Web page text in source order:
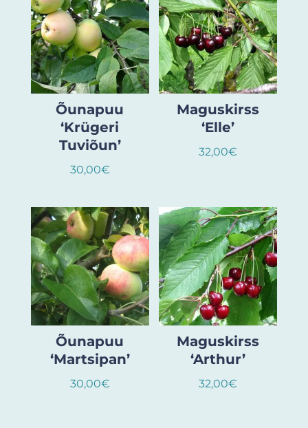
Õunapuu
‘Krügeri
Tuviõun’
30,00€
Maguskirss
‘Elle’
32,00€
Õunapuu
‘Martsipan’
30,00€
Maguskirss
‘Arthur’
32,00€